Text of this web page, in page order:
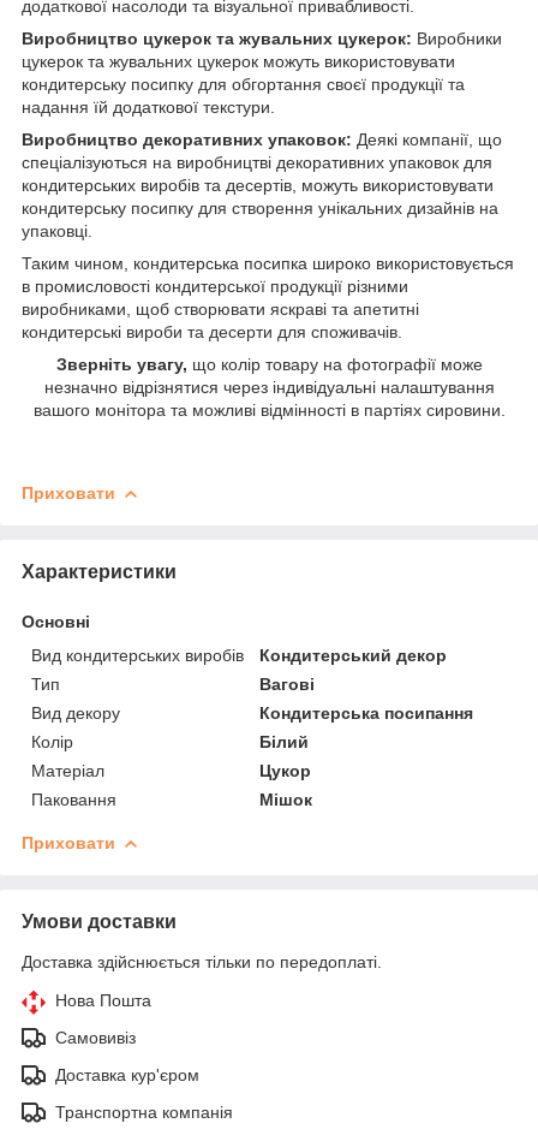
додаткової насолоди та візуальної привабливості.
Виробництво цукерок та жувальних цукерок: Виробники
цукерок та жувальних цукерок можуть використовувати
кондитерську посипку для обгортання своєї продукції та
надання їй додаткової текстури.
Виробництво декоративних упаковок: Деякі компанії, що
спеціалізуються на виробництві декоративних упаковок для
кондитерських виробів та десертів, можуть використовувати
кондитерську посипку для створення унікальних дизайнів на
упаковці.
Таким чином, кондитерська посипка широко використовується
в промисловості кондитерської продукції різними
виробниками, щоб створювати яскраві та апетитні
кондитерські вироби та десерти для споживачів.
Зверніть увагу, що колір товару на фотографії може
незначно відрізнятися через індивідуальні налаштування
вашого монітора та можливі відмінності в партіях сировини.
Приховати
Характеристики
Основні
Вид кондитерських виробів
Кондитерський декор
Тип
Вагові
Вид декору
Кондитерська посипання
Колір
Білий
Матеріал
Цукор
Паковання
Мішок
Приховати
Умови доставки
Доставка здійснюється тільки по передоплаті.
Нова Пошта
Самовивіз
Доставка кур'єром
Транспортна компанія